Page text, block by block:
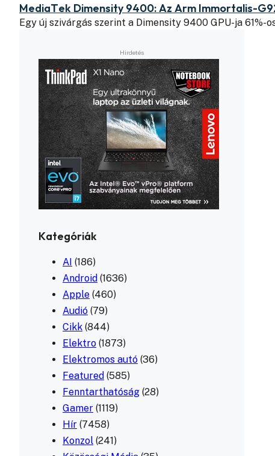
MediaTek Dimensity 9400: Az Arm Immortalis-
Egy új szivárgás szerint a Dimensity 9400 GPU-ja
Kategóriák
AI (186)
Android (1636)
Apple (460)
Audió (79)
Cikk (844)
Elektro (1873)
Elektromos autó (36)
Featured (585)
Fenntarthatóság (28)
Gamer (1119)
Hír (7458)
Konzol (241)